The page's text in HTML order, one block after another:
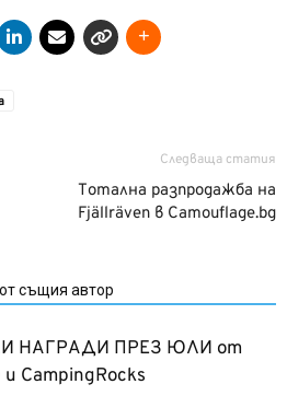
Следваща статия
Тотална разпродажба на
Fjällräven в Camouflage.bg
същия автор
НАГРАДИ ПРЕЗ ЮЛИ от
и CampingRocks